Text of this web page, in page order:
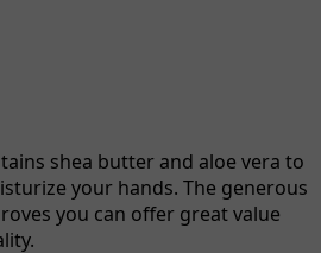
shea butter and aloe vera to
your hands. The generous
you can offer great value